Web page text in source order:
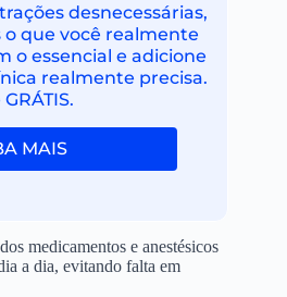
desnecessárias,
que você realmente
o essencial e adicione
realmente precisa.
MAIS
medicamentos e anestésicos
a dia, evitando falta em